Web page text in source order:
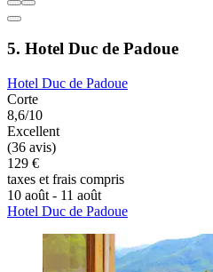
5. Hotel Duc de Padoue
Hotel Duc de Padoue
Corte
8,6/10
Excellent
(36 avis)
129 €
taxes et frais compris
10 août - 11 août
Hotel Duc de Padoue